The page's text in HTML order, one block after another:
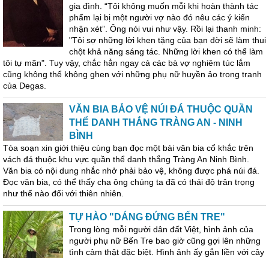
gia đình. “Tôi không muốn mỗi khi hoàn thành tác
phẩm lại bị một người vợ nào đó nêu các ý kiến
nhận xét”. Ông nói vui như vậy. Rồi lại thanh minh:
"Tôi sợ những lời khen tặng của bạn đời sẽ làm thui
chột khả năng sáng tác. Những lời khen có thể làm
tôi tự mãn". Tuy vậy, chắc hẳn ngay cả các bà vợ nghiêm túc lắm
cũng không thể không ghen với những phụ nữ huyền ảo trong tranh
của Degas.
VĂN BIA BẢO VỆ NÚI ĐÁ THUỘC QUẦN
THỂ DANH THẮNG TRÀNG AN - NINH
BÌNH
Tòa soạn xin giới thiệu cùng bạn đọc một bài văn bia cổ khắc trên
vách đá thuộc khu vực quần thể danh thắng Tràng An Ninh Bình.
Văn bia có nội dung nhắc nhở phải bảo vệ, không được phá núi đá.
Đọc văn bia, có thể thấy cha ông chúng ta đã có thái độ trân trọng
như thế nào đối với thiên nhiên.
TỰ HÀO "DÁNG ĐỨNG BẾN TRE"
Trong lòng mỗi người dân đất Việt, hình ảnh của
người phụ nữ Bến Tre bao giờ cũng gợi lên những
tình cảm thật đặc biệt. Hình ảnh ấy gắn liền với cây